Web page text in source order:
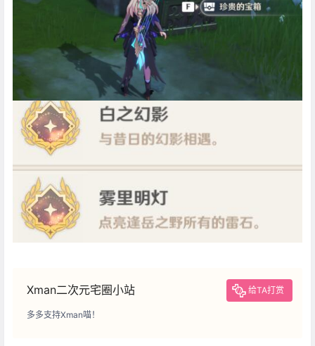
Xman二次元宅圈小站 给TA打赏
多多支持Xman喵！